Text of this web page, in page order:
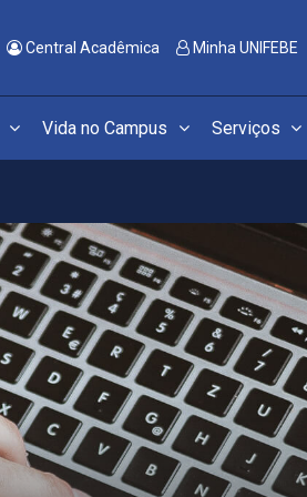
Central Acadêmica Minha UNIFEBE
Vida no Campus Serviços